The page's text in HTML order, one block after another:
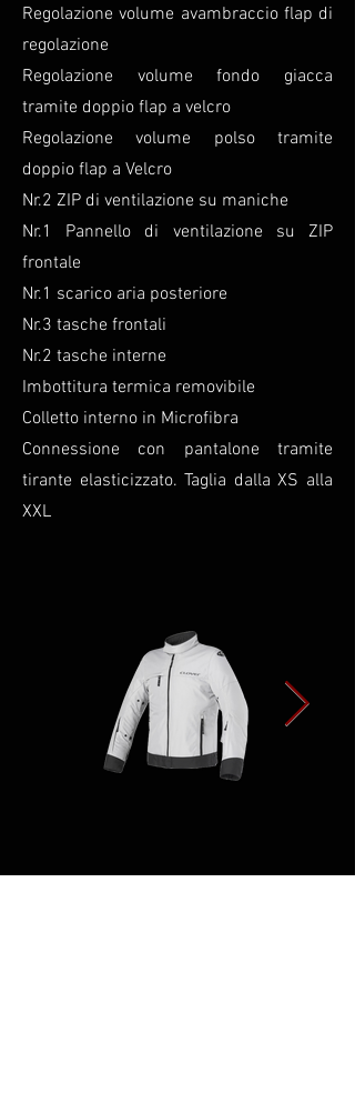
Regolazione volume avambraccio flap di
regolazione
Regolazione volume fondo giacca
tramite doppio flap a velcro
Regolazione volume polso tramite
doppio flap a Velcro
Nr.2 ZIP di ventilazione su maniche
Nr.1 Pannello di ventilazione su ZIP
frontale
Nr.1 scarico aria posteriore
Nr.3 tasche frontali
Nr.2 tasche interne
Imbottitura termica removibile
Colletto interno in Microfibra
Connessione con pantalone tramite
tirante elasticizzato. Taglia dalla XS alla
XXL